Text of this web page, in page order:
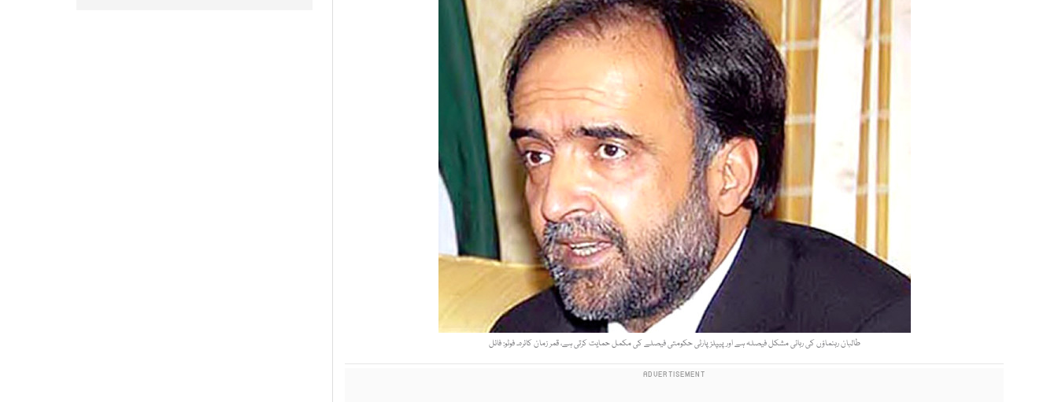
طالبان رہنماؤں کی رہائی مشکل فیصلہ ہے اور پیپلز پارٹی حکومتی فیصلے کی مکمل حمایت کرتی ہے، قمر زمان کائرہ۔ فوٹو: فائل